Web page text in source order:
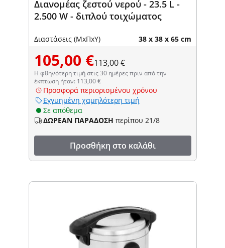
Διανομέας ζεστού νερού - 23.5 L -
2.500 W - διπλού τοιχώματος
Διαστάσεις (ΜxΠxΥ) 38 x 38 x 65 cm
105,00 €113,00 €
Η φθηνότερη τιμή στις 30 ημέρες πριν από την
έκπτωση ήταν: 113,00 €
Προσφορά περιορισμένου χρόνου
Εγγυημένη χαμηλότερη τιμή
Σε απόθεμα
ΔΩΡΕΑΝ ΠΑΡΑΔΟΣΗ περίπου 21/8
Προσθήκη στο καλάθι